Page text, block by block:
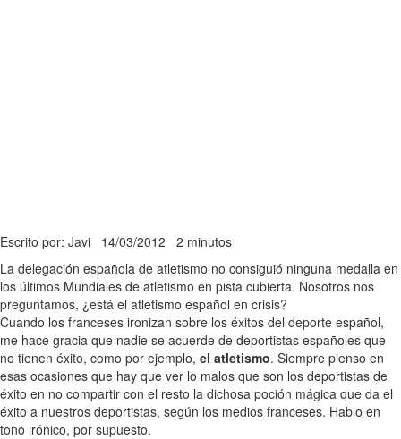
Escrito por: Javi 14/03/2012 2 minutos
La delegación española de atletismo no consiguió ninguna medalla en
los últimos Mundiales de atletismo en pista cubierta. Nosotros nos
preguntamos, ¿está el atletismo español en crisis?
Cuando los franceses ironizan sobre los éxitos del deporte español,
me hace gracia que nadie se acuerde de deportistas españoles que
no tienen éxito, como por ejemplo, el atletismo. Siempre pienso en
esas ocasiones que hay que ver lo malos que son los deportistas de
éxito en no compartir con el resto la dichosa poción mágica que da el
éxito a nuestros deportistas, según los medios franceses. Hablo en
tono irónico, por supuesto.